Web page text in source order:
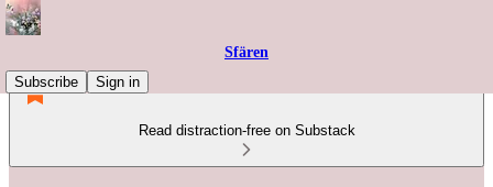
Sfären
Subscribe
Sign in
Read distraction-free on Substack